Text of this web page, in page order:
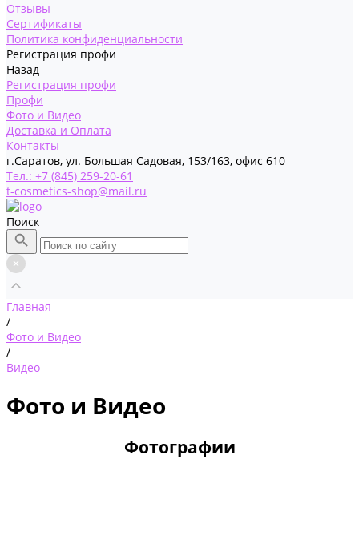
Отзывы
Сертификаты
Политика конфиденциальности
Регистрация профи
Назад
Регистрация профи
Профи
Фото и Видео
Доставка и Оплата
Контакты
г.Саратов, ул. Большая Садовая, 153/163, офис 610
Тел.: +7 (845) 259-20-61
t-cosmetics-shop@mail.ru
Поиск
Главная
/
Фото и Видео
/
Видео
Фото и Видео
Фотографии